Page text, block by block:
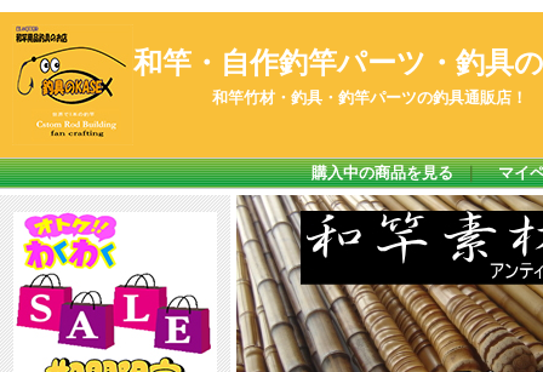
和竿・自作釣竿パーツ・釣具の
和竿竹材・釣具・釣竿パーツの釣具通販店！
購入中の商品を見る｜ マイ